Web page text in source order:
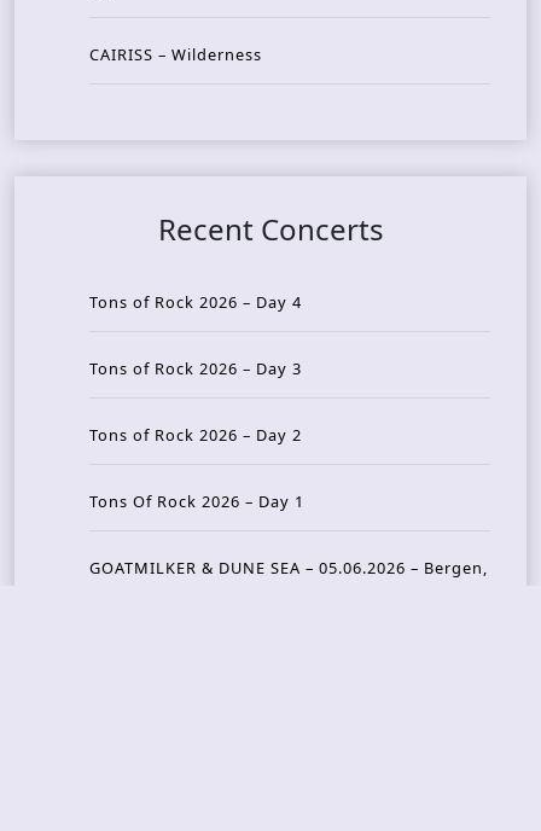
CAIRISS – Wilderness
Recent Concerts
Tons of Rock 2026 – Day 4
Tons of Rock 2026 – Day 3
Tons of Rock 2026 – Day 2
Tons Of Rock 2026 – Day 1
GOATMILKER & DUNE SEA – 05.06.2026 – Bergen,